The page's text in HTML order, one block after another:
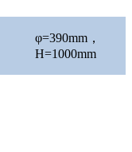
φ=390mm ，
H=1000mm